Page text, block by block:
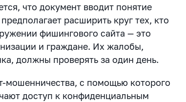
что документ вводит понятие
расширить круг тех, кто
фишингового сайта — это
и граждане. Их жалобы,
должны проверять за один день.
мошенничества, с помощью которого
доступ к конфиденциальным